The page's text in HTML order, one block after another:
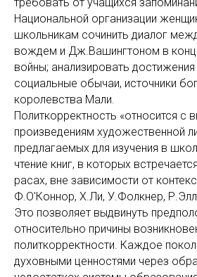
Национальной организации
школьникам сочинить диалог
вождем и Дж.Вашингтоном в
войны; анализировать
социальные обычаи, источники
королевства Мали.
Политкорректность «относится с
произведениям художественной
предлагаемых для изучения в
чтение книг, в которых
расах, вне зависимости от
Ф.О'Коннор, Х.Ли, У.Фолкнер,
Это позволяет выдвинуть
относительно причины
политкорректности. Каждое
духовными ценностями через